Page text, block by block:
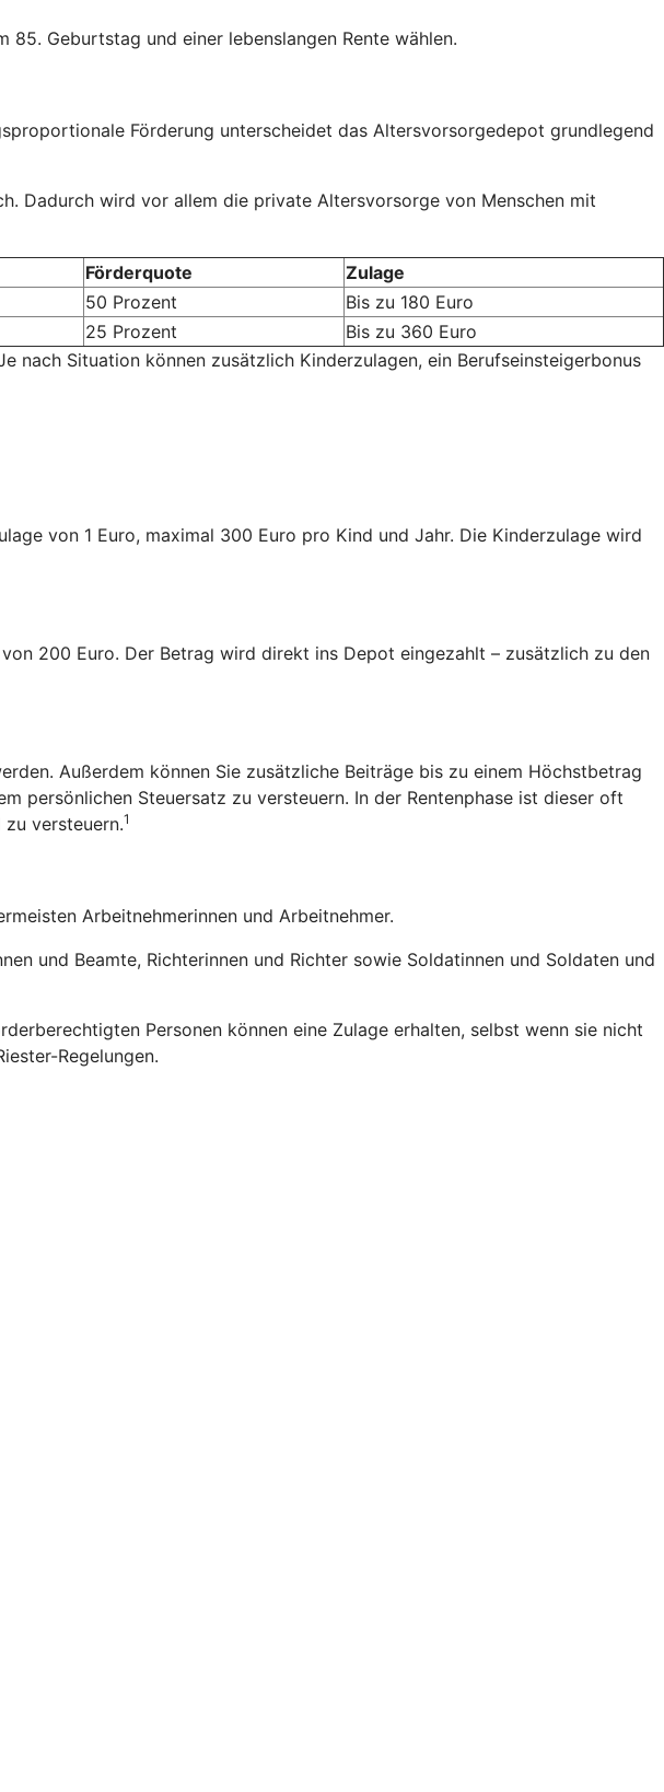
Geburtstag und einer lebenslangen Rente wählen.
Förderung unterscheidet das Altersvorsorgedepot grundlegend
Dadurch wird vor allem die private Altersvorsorge von Menschen mit
Förderquote
Zulage
50 Prozent
Bis zu 180 Euro
25 Prozent
Bis zu 360 Euro
nach Situation können zusätzlich Kinderzulagen, ein Berufseinsteigerbonus
von 1 Euro, maximal 300 Euro pro Kind und Jahr. Die Kinderzulage wird
200 Euro. Der Betrag wird direkt ins Depot eingezahlt – zusätzlich zu den
Außerdem können Sie zusätzliche Beiträge bis zu einem Höchstbetrag
persönlichen Steuersatz zu versteuern. In der Rentenphase ist dieser oft
versteuern.1
Arbeitnehmerinnen und Arbeitnehmer.
und Beamte, Richterinnen und Richter sowie Soldatinnen und Soldaten und
Personen können eine Zulage erhalten, selbst wenn sie nicht
Regelungen.